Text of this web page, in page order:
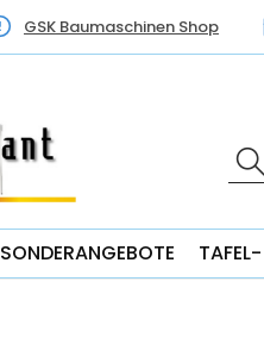
GSK Baumaschinen Shop
SONDERANGEBOTE